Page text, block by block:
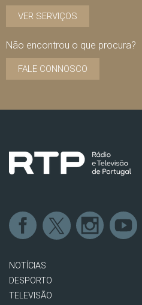
VER SERVIÇOS
Não encontrou o que procura?
FALE CONNOSCO
NOTÍCIAS
DESPORTO
TELEVISÃO